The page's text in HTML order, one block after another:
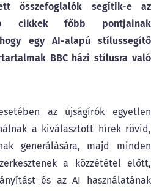
összefoglalók segítik-e az
cikkek főbb pontjainak
egy AI-alapú stílussegítő
BBC házi stílusra való
az újságírók egyetlen
a kiválasztott hírek rövid,
generálására, majd minden
a közzététel előtt,
és az AI használatának